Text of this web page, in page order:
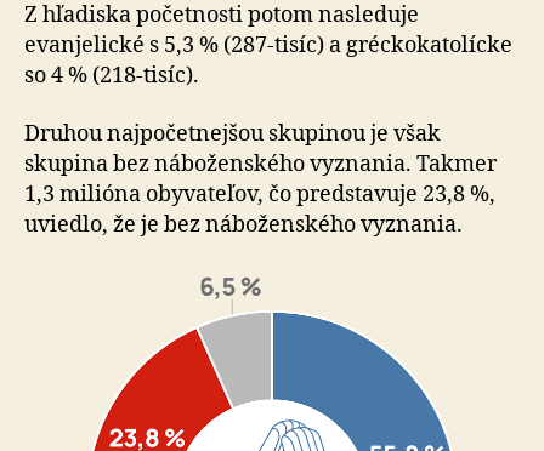
Z hľadiska početnosti potom nasleduje
evanjelické s 5,3 % (287-tisíc) a gréckokatolícke
so 4 % (218-tisíc).
Druhou najpočetnejšou skupinou je však
skupina bez náboženského vyznania. Takmer
1,3 milióna obyvateľov, čo predstavuje 23,8 %,
uviedlo, že je bez náboženského vyznania.